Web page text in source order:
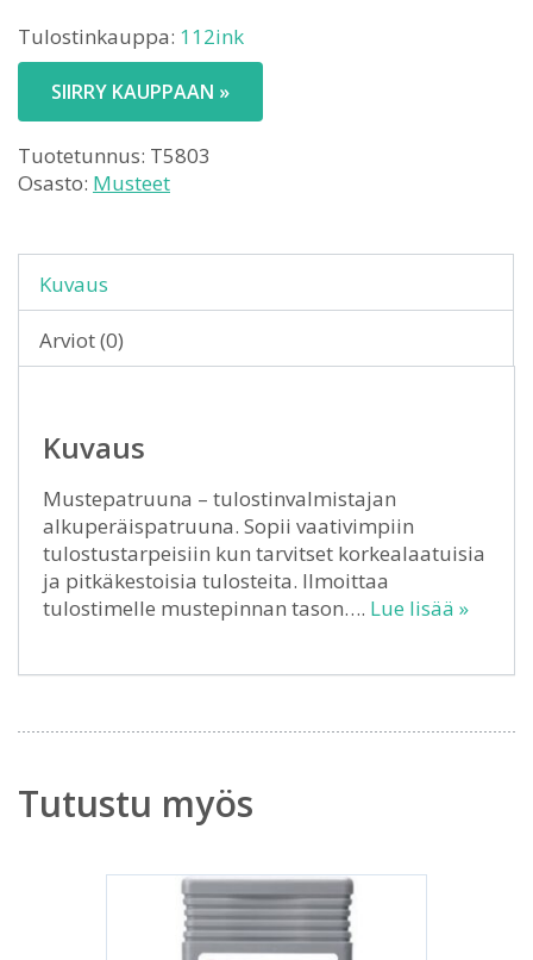
Tulostinkauppa: 112ink
SIIRRY KAUPPAAN »
Tuotetunnus: T5803
Osasto: Musteet
Kuvaus
Arviot (0)
Kuvaus
Mustepatruuna – tulostinvalmistajan
alkuperäispatruuna. Sopii vaativimpiin
tulostustarpeisiin kun tarvitset korkealaatuisia
ja pitkäkestoisia tulosteita. Ilmoittaa
tulostimelle mustepinnan tason…. Lue lisää »
Tutustu myös